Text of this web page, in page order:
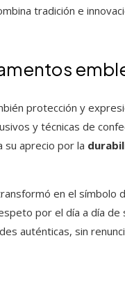
tradición e
protección y
y técnicas de
su aprecio por la
en el símbolo
por el día a día de
auténticas, sin